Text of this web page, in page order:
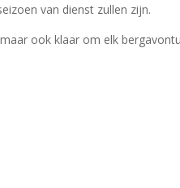
van dienst zullen zijn.
ook klaar om elk